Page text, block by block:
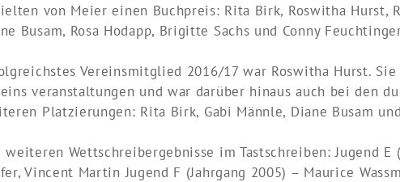
von Meier einen Buchpreis: Rita Birk, Roswitha Hurst,
Busam, Rosa Hodapp, Brigitte Sachs und Conny
Vereinsmitglied 2016/17 war Roswitha Hurst.
veranstaltungen und war darüber hinaus auch bei den
Platzierungen: Rita Birk, Gabi Männle, Diane Busam
weiteren Wettschreibergebnisse im Tastschreiben: Jugend E
Vincent Martin Jugend F (Jahrgang 2005) – Maurice